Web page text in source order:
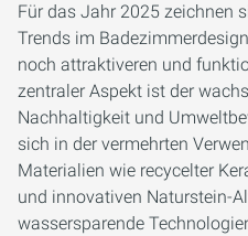
Für das Jahr 2025 zeichnen
Trends im
noch attraktiveren und
zentraler Aspekt ist der
Nachhaltigkeit und
sich in der vermehrten
Materialien wie recycelter
und innovativen Naturstein-
wassersparende